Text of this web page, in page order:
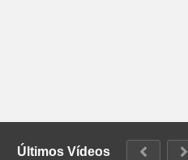
Últimos Vídeos